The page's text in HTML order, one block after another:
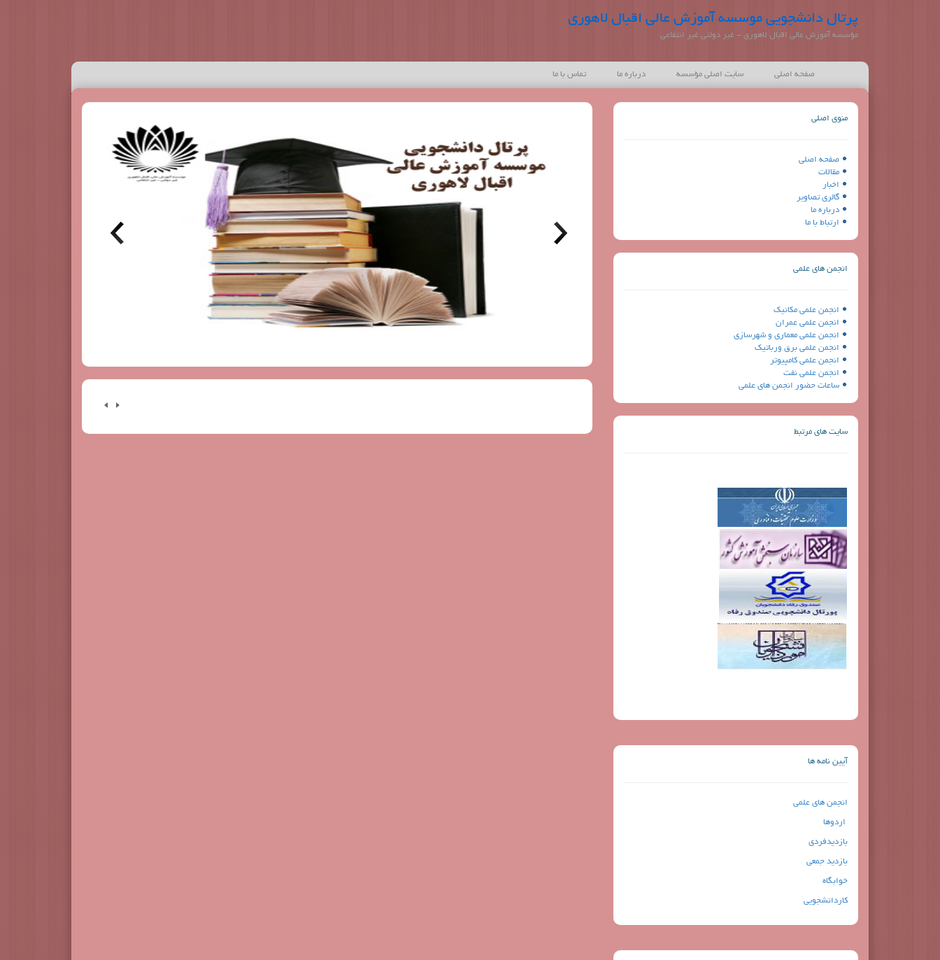
پرتال دانشجویی موسسه آموزش عالی اقبال لاهوری
مؤسسه آموزش عالی اقبال لاهوری - غیر دولتی غیر انتفاعی
صفحه اصلی سایت اصلی مؤسسه درباره ما تماس با ما
منوی اصلی
صفحه اصلی
مقالات
اخبار
گالری تصاویر
درباره ما
ارتباط با ما
انجمن های علمی
انجمن علمی مکانیک
انجمن علمی عمران
انجمن علمی معماری و شهرسازی
انجمن علمی برق ورباتیک
انجمن علمی کامپیوتر
انجمن علمی نفت
ساعات حضور انجمن های علمی
سايت هاي مرتبط
آیین نامه ها
انجمن های علمی
اردوها
بازدیدفردی
بازدید جمعی
خوابگاه
کاردانشجویی